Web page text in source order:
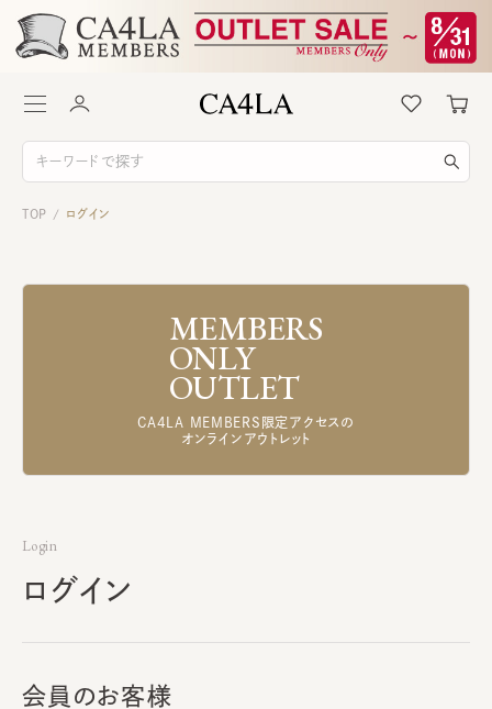
TOP / ログイン
MEMBERS
ONLY
OUTLET
CA4LA MEMBERS限定アクセスの
オンラインアウトレット
Login
ログイン
会員のお客様